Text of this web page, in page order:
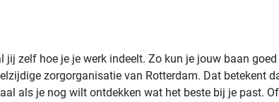
zelf hoe je je werk indeelt. Zo kun je jouw baan
zorgorganisatie van Rotterdam. Dat betekent
als je nog wilt ontdekken wat het beste bij je past.